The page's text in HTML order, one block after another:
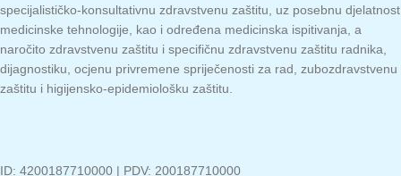
specijalističko-konsultativnu zdravstvenu zaštitu, uz posebnu djelatnost
medicinske tehnologije, kao i određena medicinska ispitivanja, a
naročito zdravstvenu zaštitu i specifičnu zdravstvenu zaštitu radnika,
dijagnostiku, ocjenu privremene spriječenosti za rad, zubozdravstvenu
zaštitu i higijensko-epidemiološku zaštitu.
ID: 4200187710000 | PDV: 200187710000